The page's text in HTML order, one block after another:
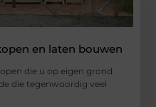
en laten bouwen
die u op eigen grond
die tegenwoordig veel